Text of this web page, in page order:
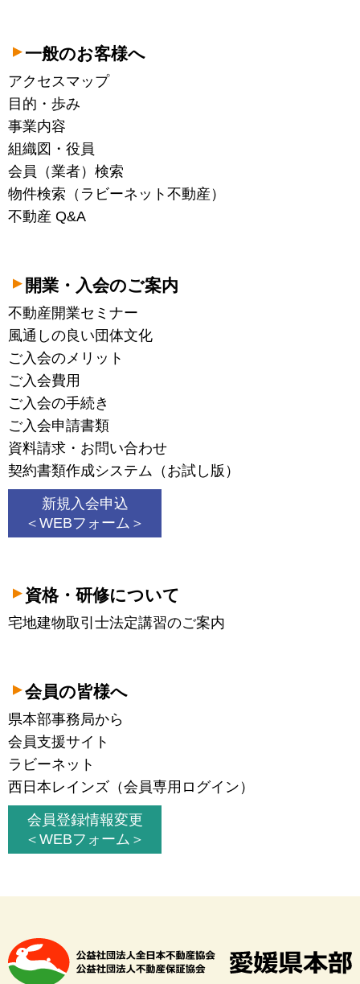
一般のお客様へ
アクセスマップ
目的・歩み
事業内容
組織図・役員
会員（業者）検索
物件検索（ラビーネット不動産）
不動産 Q&A
開業・入会のご案内
不動産開業セミナー
風通しの良い団体文化
ご入会のメリット
ご入会費用
ご入会の手続き
ご入会申請書類
資料請求・お問い合わせ
契約書類作成システム（お試し版）
新規入会申込
＜WEBフォーム＞
資格・研修について
宅地建物取引士法定講習のご案内
会員の皆様へ
県本部事務局から
会員支援サイト
ラビーネット
西日本レインズ（会員専用ログイン）
会員登録情報変更
＜WEBフォーム＞